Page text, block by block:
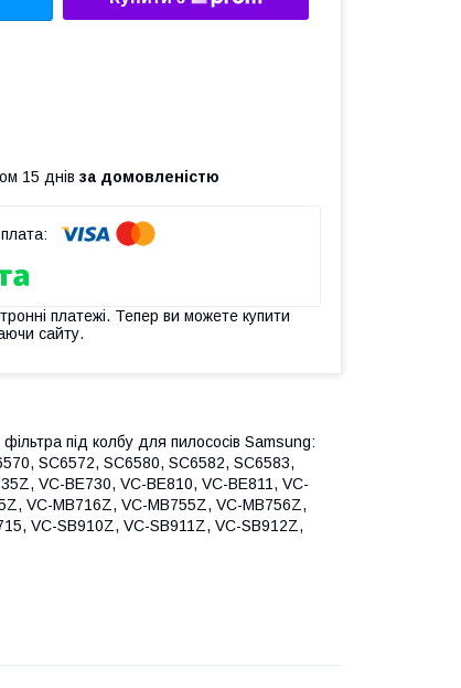
15 днів за домовленістю
платежі. Тепер ви можете купити
сайту.
під колбу для пилососів Samsung:
SC6572, SC6580, SC6582, SC6583,
VC-BE730, VC-BE810, VC-BE811, VC-
VC-MB716Z, VC-MB755Z, VC-MB756Z,
VC-SB910Z, VC-SB911Z, VC-SB912Z,